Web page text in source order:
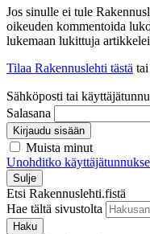
Jos sinulle ei tule
oikeuden kommentoida
lukemaan lukittuja
Tilaa Rakennuslehti tästä
Sähköposti tai
Salasana
Kirjaudu sisään
Muista minut
Unohditko
Sulje
Etsi Rakennuslehti.fistä
Hae tältä sivustolta
Haku